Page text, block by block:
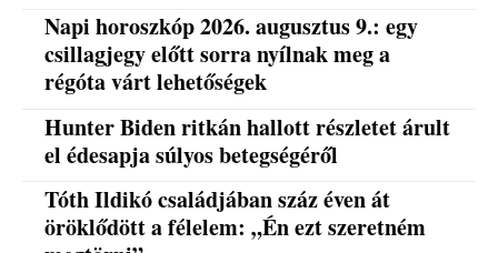
Napi horoszkóp 2026. augusztus 9.: egy
csillagjegy előtt sorra nyílnak meg a
régóta várt lehetőségek
Hunter Biden ritkán hallott részletet árult
el édesapja súlyos betegségéről
Tóth Ildikó családjában száz éven át
öröklődött a félelem: „Én ezt szeretném